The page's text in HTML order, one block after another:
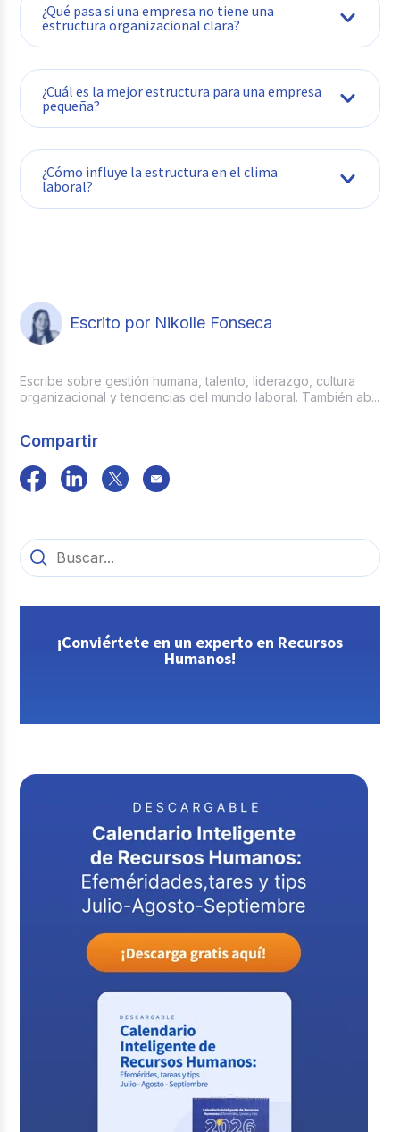
¿Qué pasa si una empresa no tiene una
estructura organizacional clara?
¿Cuál es la mejor estructura para una empresa
pequeña?
¿Cómo influye la estructura en el clima
laboral?
Escrito por Nikolle Fonseca
Escribe sobre gestión humana, talento, liderazgo, cultura
organizacional y tendencias del mundo laboral. También ab...
Compartir
¡Conviértete en un experto en Recursos
Humanos!